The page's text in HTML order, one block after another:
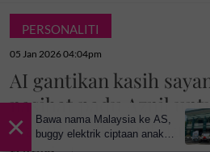
PERSONALITI
05 Jan 2026 04:04pm
AI gantikan kasih
nasihat padu Aznil
'Takut anak-anak tak
×
Bawa nama Malaysia ke AS,
buggy elektrik ciptaan anak